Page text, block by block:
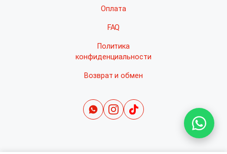
Оплата
FAQ
Политика
конфиденциальности
Возврат и обмен